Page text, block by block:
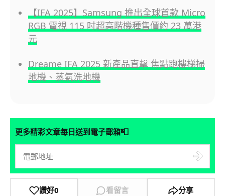
【IFA 2025】Samsung 推出全球首款 Micro
RGB 電視 115 吋超高階機種售價約 23 萬港
元
Dreame IFA 2025 新產品直擊 焦點跑樓梯掃
地機、蒸氣洗地機
更多精彩文章每日送到電子郵箱📮
讚好0 看留言 分享